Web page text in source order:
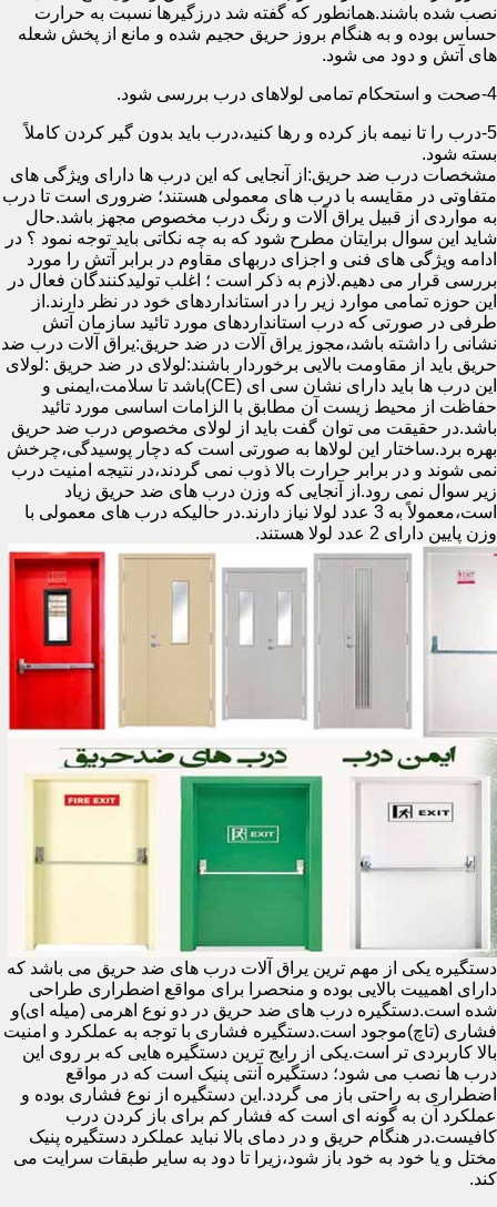
نصب شده باشند.همانطور که گفته شد درزگیرها نسبت به حرارت
حساس بوده و به هنگام بروز حریق حجیم شده و مانع از پخش شعله
های آتش و دود می شود.
4-صحت و استحکام تمامی لولاهای درب بررسی شود.
5-درب را تا نیمه باز کرده و رها کنید،درب باید بدون گیر کردن کاملاً
بسته شود.
مشخصات درب ضد حریق:از آنجایی که این درب ها دارای ویژگی های
متفاوتی در مقایسه با درب های معمولی هستند؛ ضروری است تا درب
به مواردی از قبیل یراق آلات و رنگ درب مخصوص مجهز باشد.حال
شاید این سوال برایتان مطرح شود که به چه نکاتی باید توجه نمود ؟ در
ادامه ویژگی های فنی و اجزای دربهای مقاوم در برابر آتش را مورد
بررسی قرار می دهیم.لازم به ذکر است ؛ اغلب تولیدکنندگان فعال در
این حوزه تمامی موارد زیر را در استانداردهای خود در نظر دارند.از
طرفی در صورتی که درب استانداردهای مورد تائید سازمان آتش
نشانی را داشته باشد،مجوز یراق آلات در ضد حریق:یراق آلات درب ضد
حریق باید از مقاومت بالایی برخوردار باشند:لولای در ضد حریق :لولای
این درب ها باید دارای نشان سی ای (CE)باشد تا سلامت،ایمنی و
حفاظت از محیط زیست آن مطابق با الزامات اساسی مورد تائید
باشد.در حقیقت می توان گفت باید از لولای مخصوص درب ضد حریق
بهره برد.ساختار این لولاها به صورتی است که دچار پوسیدگی،چرخش
نمی شوند و در برابر حرارت بالا ذوب نمی گردند،در نتیجه امنیت درب
زیر سوال نمی رود.از آنجایی که وزن درب های ضد حریق زیاد
است،معمولاً به 3 عدد لولا نیاز دارند.در حالیکه درب های معمولی با
وزن پایین دارای 2 عدد لولا هستند.
دستگیره یکی از مهم ترین یراق آلات درب های ضد حریق می باشد که
دارای اهمییت بالایی بوده و منحصرا برای مواقع اضطراری طراحی
شده است.دستگیره درب های ضد حریق در دو نوع اهرمی (میله ای)و
فشاری (تاچ)موجود است.دستگیره فشاری با توجه به عملکرد و امنیت
بالا کاربردی تر است.یکی از رایج ترین دستگیره هایی که بر روی این
درب ها نصب می شود؛ دستگیره آنتی پنیک است که در مواقع
اضطراری به راحتی باز می گردد.این دستگیره از نوع فشاری بوده و
عملکرد آن به گونه ای است که فشار کم برای باز کردن درب
کافیست.در هنگام حریق و در دمای بالا نباید عملکرد دستگیره پنیک
مختل و یا خود به خود باز شود،زیرا تا دود به سایر طبقات سرایت می
کند.